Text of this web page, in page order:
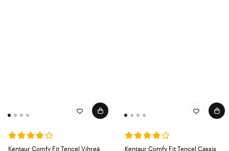
Vaatteita voidaan pestä korkeissa lämpötiloissa yhä uudelleen
hoitoalan ammateissa.
Kentaur Comfy Fit Tencel Vihreä
Kentaur Comfy Fit Tencel Cassis